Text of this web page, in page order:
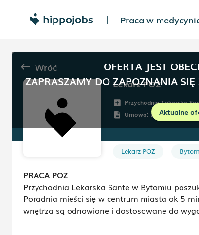
| Praca w
OFERTA JEST
ZAPRASZAMY DO ZAPOZNANIA
Aktualne
keyboard_backspace Wróć
Lekarz POZ
add_box Przychodnia Lekarska
description Umowa: Dowolna
Lekarz POZ Bytom
PRACA POZ
Przychodnia Lekarska Sante w Bytomiu
Poradnia mieści się w centrum miasta ok 5
wnętrza są odnowione i dostosowane do